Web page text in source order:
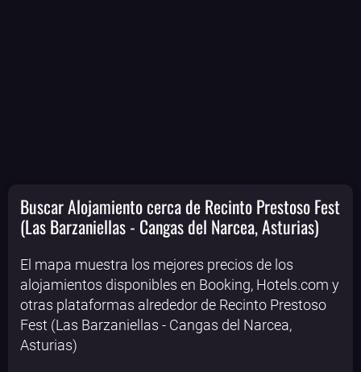
Buscar Alojamiento cerca de Recinto Prestoso Fest
(Las Barzaniellas - Cangas del Narcea, Asturias)
El mapa muestra los mejores precios de los
alojamientos disponibles en Booking, Hotels.com y
otras plataformas alrededor de Recinto Prestoso
Fest (Las Barzaniellas - Cangas del Narcea,
Asturias)